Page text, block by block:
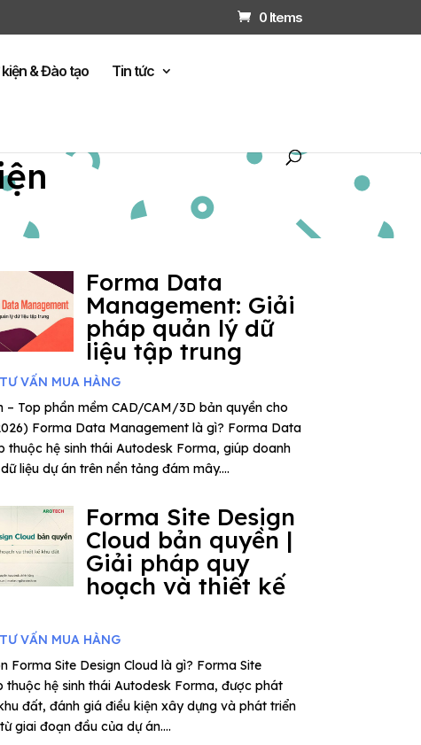
0 Items
kiện & Đào tạo Tin tức
Forma Data
Management: Giải
pháp quản lý dữ
liệu tập trung
TƯ VẤN MUA HÀNG
– Top phần mềm CAD/CAM/3D bản quyền cho
Forma Data Management là gì? Forma Data
thuộc hệ sinh thái Autodesk Forma, giúp doanh
liệu dự án trên nền tảng đám mây....
Forma Site Design
Cloud bản quyền |
Giải pháp quy
hoạch và thiết kế
TƯ VẤN MUA HÀNG
Forma Site Design Cloud là gì? Forma Site
thuộc hệ sinh thái Autodesk Forma, được phát
đất, đánh giá điều kiện xây dựng và phát triển
giai đoạn đầu của dự án....